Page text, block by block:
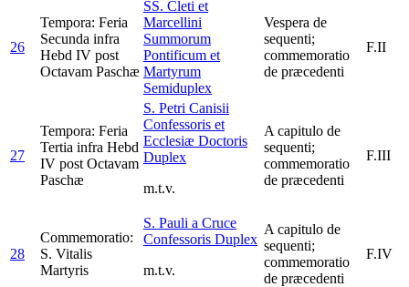
26
Tempora: Feria
Secunda infra
Hebd IV post
Octavam Paschæ
SS. Cleti et
Marcellini
Summorum
Pontificum et
Martyrum
Semiduplex
Vespera de
sequenti;
commemoratio
de præcedenti
F.II
27
Tempora: Feria
Tertia infra Hebd
IV post Octavam
Paschæ
S. Petri Canisii
Confessoris et
Ecclesiæ Doctoris
Duplex
m.t.v.
A capitulo de
sequenti;
commemoratio
de præcedenti
F.III
28
Commemoratio:
S. Vitalis
Martyris
S. Pauli a Cruce
Confessoris Duplex
m.t.v.
A capitulo de
sequenti;
commemoratio
de præcedenti
F.IV